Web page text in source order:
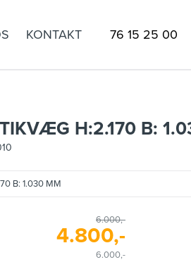
KONTAKT 76 15 25 00
H:2.170 B:
B: 1.030 MM
6.000,-
4.800,-
6.000,-